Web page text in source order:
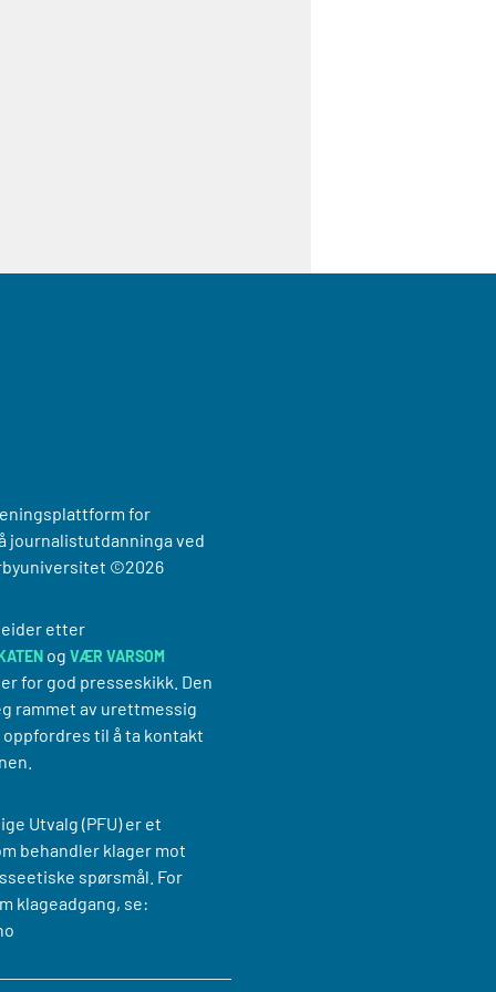
for
journalistutdanninga ved
©2026
etter
og VÆR VARSOM
for god presseskikk. Den
rammet av urettmessig
til å ta kontakt
Utvalg (PFU) er et
behandler klager mot
spørsmål. For
klageadgang, se: